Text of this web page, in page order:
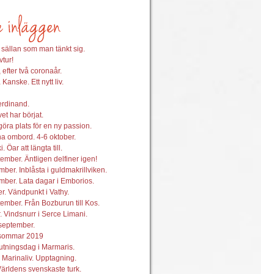
som man tänkt sig.
två coronaår.
Kanske. Ett nytt liv.
har börjat.
plats för en ny passion.
ombord. 4-6 oktober.
Öar att längta till.
Äntligen delfiner igen!
Inblåsta i guldmakrillviken.
Lata dagar i Emborios.
Vändpunkt i Vathy.
Från Bozburun till Kos.
Vindsnurr i Serce Limani.
2019
i Marmaris.
Upptagning.
svenskaste turk.